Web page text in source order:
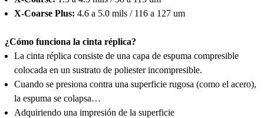
X-Coarse Plus: 4.6 a 5.0 mils / 116 a 127 um
¿Cómo funciona la cinta réplica?
La cinta réplica consiste de una capa de espuma compresible
colocada en un sustrato de poliester incompresible.
Cuando se presiona contra una superficie rugosa (como el acero),
la espuma se colapsa…
Adquiriendo una impresión de la superficie